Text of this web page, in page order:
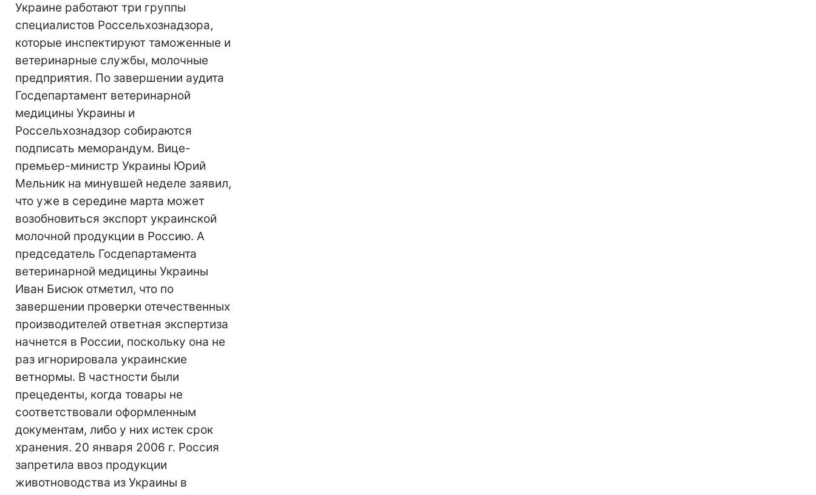
Украине работают три группы
специалистов Россельхознадзора,
которые инспектируют таможенные и
ветеринарные службы, молочные
предприятия. По завершении аудита
Госдепартамент ветеринарной
медицины Украины и
Россельхознадзор собираются
подписать меморандум. Вице-
премьер-министр Украины Юрий
Мельник на минувшей неделе заявил,
что уже в середине марта может
возобновиться экспорт украинской
молочной продукции в Россию. А
председатель Госдепартамента
ветеринарной медицины Украины
Иван Бисюк отметил, что по
завершении проверки отечественных
производителей ответная экспертиза
начнется в России, поскольку она не
раз игнорировала украинские
ветнормы. В частности были
прецеденты, когда товары не
соответствовали оформленным
документам, либо у них истек срок
хранения. 20 января 2006 г. Россия
запретила ввоз продукции
животноводства из Украины в